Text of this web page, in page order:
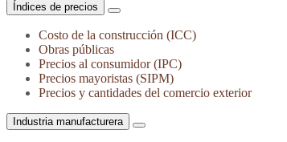
Índices de precios
Costo de la construcción (ICC)
Obras públicas
Precios al consumidor (IPC)
Precios mayoristas (SIPM)
Precios y cantidades del comercio exterior
Industria manufacturera